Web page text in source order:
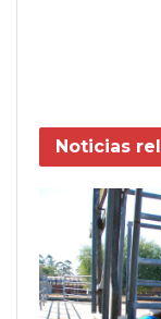
Noticias